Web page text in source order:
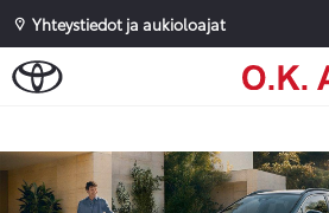
Yhteystiedot ja aukioloajat